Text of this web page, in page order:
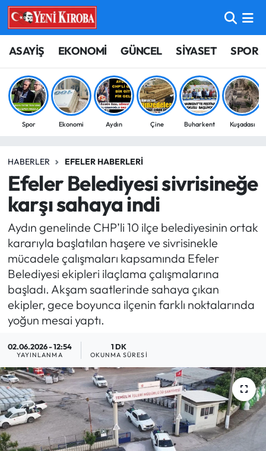
ASAYİŞ EKONOMİ GÜNCEL SİYASET SPOR
Spor Ekonomi Aydın Çine Buharkent Kuşadası
HABERLER EFELER HABERLERI
Efeler Belediyesi sivrisineğe
karşı sahaya indi
Aydın genelinde CHP’li 10 ilçe belediyesinin ortak
kararıyla başlatılan haşere ve sivrisinekle
mücadele çalışmaları kapsamında Efeler
Belediyesi ekipleri ilaçlama çalışmalarına
başladı. Akşam saatlerinde sahaya çıkan
ekipler, gece boyunca ilçenin farklı noktalarında
yoğun mesai yaptı.
02.06.2026 - 12:54
YAYINLANMA
1 DK
OKUNMA SÜRESI
ASAYİŞ
BİLİM-TEKNOLOJİ
ÇEVRE
EĞİTİM
EKONOMİ
GÜNCEL
GÜNDEM
MAGAZİN
SAĞLIK
SİYASET
SPOR
TARIM
TURİZM
Aydın Nöbetçi Eczaneler
Aydın Hava Durumu
Aydin Namaz Vakitleri
Süper Lig Puan Durumu ve Fikstür
Tüm Manşetler
Son Dakika Haberleri
Haber Arşivi